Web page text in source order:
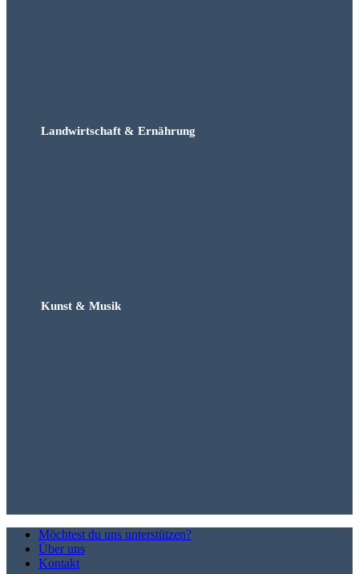
Kunst & Musik
Landwirtschaft & Ernährung
Möchtest du uns unterstützen?
Über uns
Kontakt